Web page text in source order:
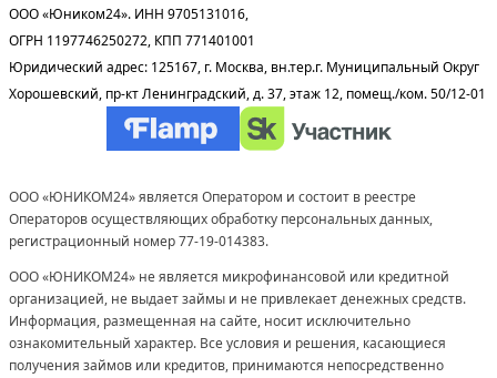
ООО «Юником24». ИНН 9705131016,
ОГРН 1197746250272, КПП 771401001
Юридический адрес: 125167, г. Москва, вн.тер.г. Муниципальный Округ
Хорошевский, пр-кт Ленинградский, д. 37, этаж 12, помещ./ком. 50/12-01
ООО «ЮНИКОМ24» является Оператором и состоит в реестре
Операторов осуществляющих обработку персональных данных,
регистрационный номер 77-19-014383.
ООО «ЮНИКОМ24» не является микрофинансовой или кредитной
организацией, не выдает займы и не привлекает денежных средств.
Информация, размещенная на сайте, носит исключительно
ознакомительный характер. Все условия и решения, касающиеся
получения займов или кредитов, принимаются непосредственно